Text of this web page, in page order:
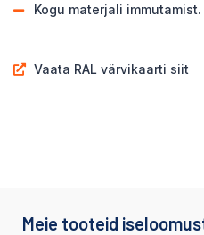
Kogu materjali immutamist.
Vaata RAL värvikaarti siit
Meie tooteid